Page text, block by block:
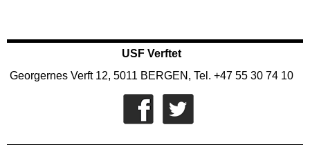
USF Verftet
Georgernes Verft 12, 5011 BERGEN, Tel. +47 55 30 74 10